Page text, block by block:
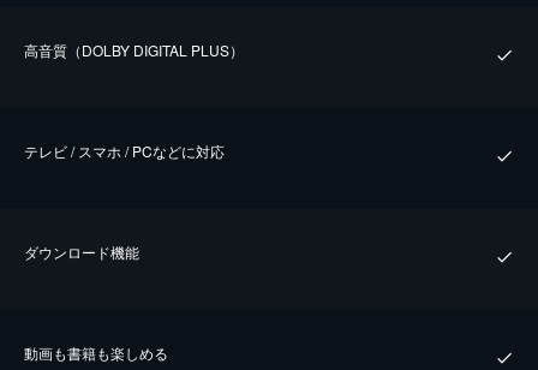
⾼⾳質（DOLBY DIGITAL PLUS）
テレビ / スマホ / PCなどに対応
ダウンロード機能
動画も書籍も楽しめる